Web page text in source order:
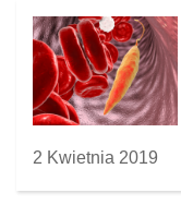
2 Kwietnia 2019